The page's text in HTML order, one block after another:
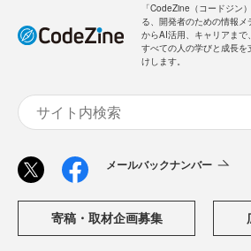
「CodeZine（コードジン
る、開発者のための情報
からAI活用、キャリアま
すべての人の学びと成長
けします。
メールバックナンバー
寄稿・取材企画募集